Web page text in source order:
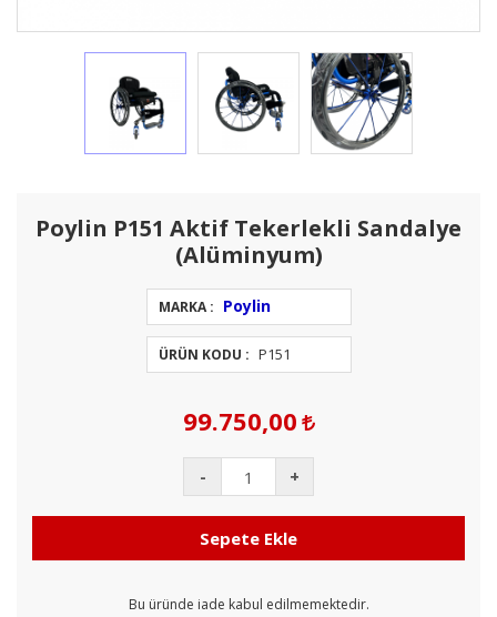
Poylin P151 Aktif Tekerlekli Sandalye
(Alüminyum)
MARKA : Poylin
ÜRÜN KODU : P151
99.750,00
- +
Sepete Ekle
Bu üründe iade kabul edilmemektedir.